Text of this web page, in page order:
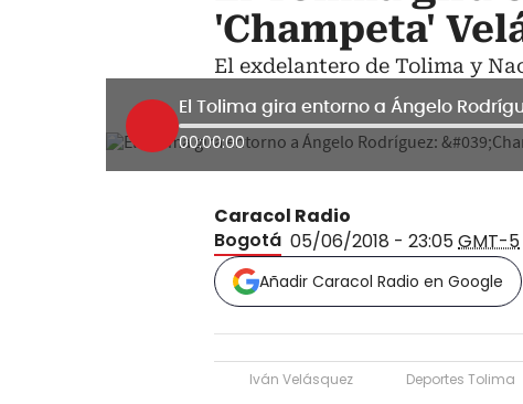
'Champeta'
El exdelantero de Tolima y
El Tolima gira entorno a Ángelo
00:00:00
Caracol Radio
Bogotá 05/06/2018 - 23:05GMT-5
Añadir Caracol Radio en Google
Iván Velásquez Deportes Tolima